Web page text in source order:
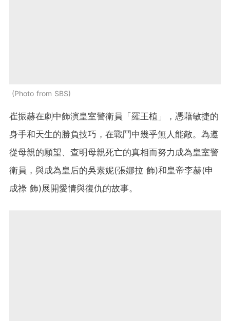
Photo from SBS
崔振赫在劇中飾演皇室警衛員「羅王植」，憑藉敏捷的
身手和天生的勝負技巧，在戰鬥中幾乎無人能敵。為遵
從母親的願望、查明母親死亡的真相而努力成為皇室警
衛員，與成為皇后的吳素妮(張娜拉 飾)和皇帝李赫(申
成祿 飾)展開愛情與復仇的故事。